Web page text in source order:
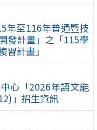
年至116年普通暨技
發計畫」之「115學
計畫」
心「2026年語文能
」招生資訊